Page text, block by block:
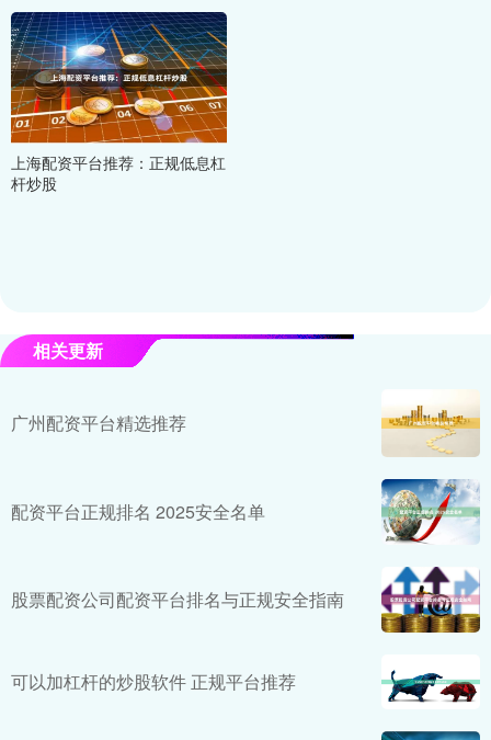
上海配资平台推荐：正规低息杠
杆炒股
相关更新
广州配资平台精选推荐
配资平台正规排名 2025安全名单
股票配资公司配资平台排名与正规安全指南
可以加杠杆的炒股软件 正规平台推荐